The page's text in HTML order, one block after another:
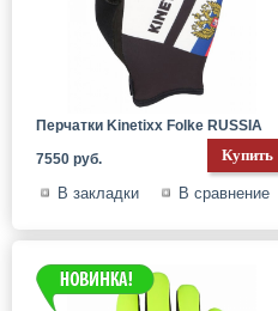
Перчатки Kinetixx Folke RUSSIA
7550 руб.
В закладки В сравнение